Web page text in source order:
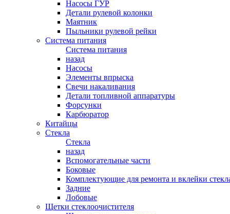
Насосы ГУР
Детали рулевой колонки
Маятник
Пыльники рулевой рейки
Система питания
Система питания
назад
Насосы
Элементы впрыска
Свечи накаливания
Детали топливной аппаратуры
Форсунки
Карбюратор
Китайцы
Стекла
Стекла
назад
Вспомогательные части
Боковые
Комплектующие для ремонта и вклейки
Задние
Лобовые
Щетки стеклоочистителя